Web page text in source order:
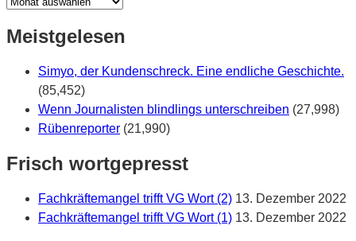
Meistgelesen
Simyo, der Kundenschreck. Eine endliche Geschichte.
(85,452)
Wenn Journalisten blindlings unterschreiben (27,998)
Rübenreporter (21,990)
Frisch wortgepresst
Fachkräftemangel trifft VG Wort (2) 13. Dezember 2022
Fachkräftemangel trifft VG Wort (1) 13. Dezember 2022